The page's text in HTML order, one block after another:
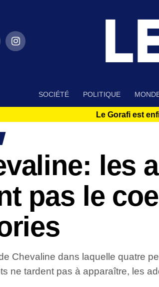
SOCIÉTÉ POLITIQUE
Le Gorafi est
les
pas le
Chevaline dans laquelle quatre
ne tardent pas à apparaître, les